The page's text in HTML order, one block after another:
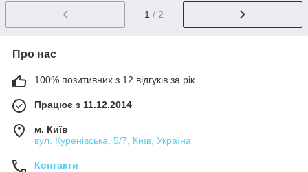
1 / 2
Про нас
100% позитивних з 12 відгуків за рік
Працює з 11.12.2014
м. Київ
вул. Куренівська, 5/7, Київ, Україна
Контакти